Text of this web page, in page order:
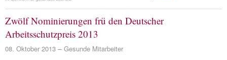
Zwölf Nominierungen frü den Deutscher
Arbeitsschutzpreis 2013
08. Oktober 2013 Gesunde Mitarbeiter